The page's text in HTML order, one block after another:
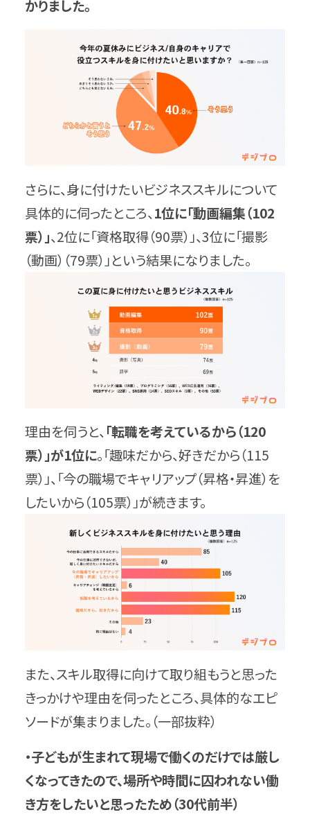
かりました。
さらに、身に付けたいビジネススキルについて
具体的に伺ったところ、1位に「動画編集（102
票）」、2位に「資格取得（90票）」、3位に「撮影
（動画）（79票）」という結果になりました。
理由を伺うと、「転職を考えているから（120
票）」が1位に。「趣味だから、好きだから（115
票）」、「今の職場でキャリアップ（昇格・昇進）を
したいから（105票）」が続きます。
また、スキル取得に向けて取り組もうと思った
きっかけや理由を伺ったところ、具体的なエピ
ソードが集まりました。（一部抜粋）
・子どもが生まれて現場で働くのだけでは厳し
くなってきたので、場所や時間に囚われない働
き方をしたいと思ったため（30代前半）